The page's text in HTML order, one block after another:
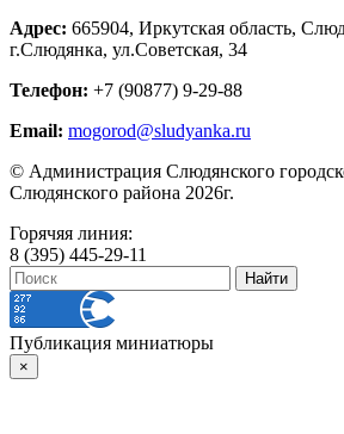
Адрес: 665904, Иркутская область,
г.Слюдянка, ул.Советская, 34
Телефон: +7 (90877) 9-29-88
Email: mogorod@sludyanka.ru
© Администрация Слюдянского
Слюдянского района 2026г.
Горячяя линия:
8 (395) 445-29-11
Публикация миниатюры
×